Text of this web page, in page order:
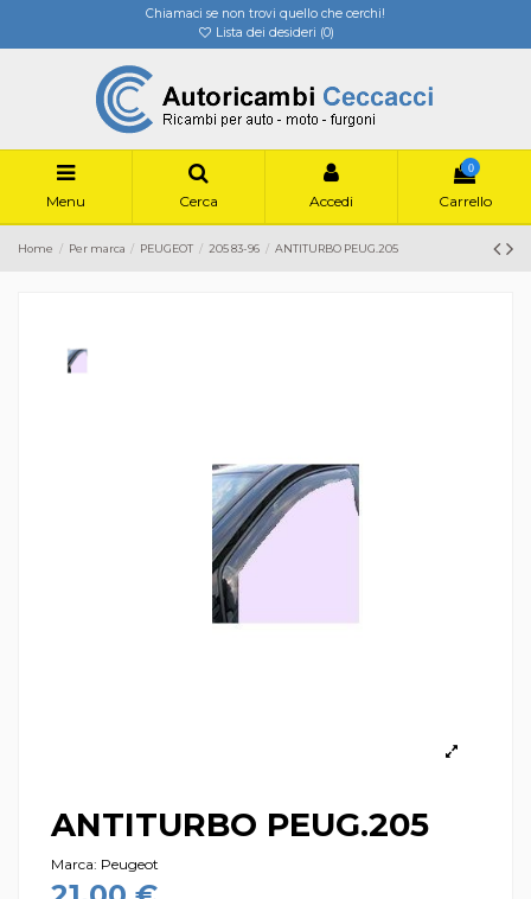
Chiamaci se non trovi quello che cerchi!
Lista dei desideri (0)
Menu Cerca Accedi
0
Carrello
Home Per marca PEUGEOT 205 83-96 ANTITURBO PEUG.205
ANTITURBO PEUG.205
Marca: Peugeot